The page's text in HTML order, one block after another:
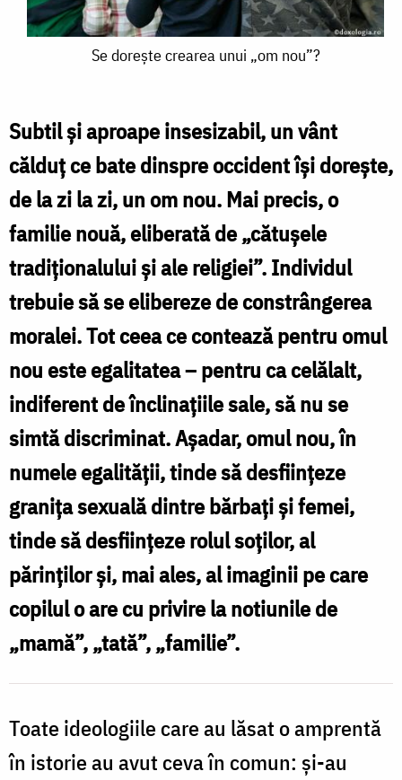
unui
„om
nou”?
Se dorește crearea unui „om nou”?
Subtil și aproape insesizabil, un vânt
călduț ce bate dinspre occident își dorește,
de la zi la zi, un om nou. Mai precis, o
familie nouă, eliberată de „cătușele
tradiționalului și ale religiei”. Individul
trebuie să se elibereze de constrângerea
moralei. Tot ceea ce contează pentru omul
nou este egalitatea – pentru ca celălalt,
indiferent de înclinațiile sale, să nu se
simtă discriminat. Așadar, omul nou, în
numele egalității, tinde să desființeze
granița sexuală dintre bărbați și femei,
tinde să desființeze rolul soților, al
părinților și, mai ales, al imaginii pe care
copilul o are cu privire la notiunile de
„mamă”, „tată”, „familie”.
Toate ideologiile care au lăsat o amprentă
în istorie au avut ceva în comun: și-au